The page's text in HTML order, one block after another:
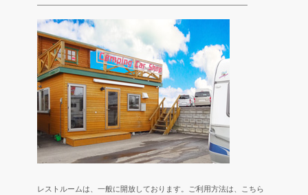
レストルームは、一般に開放しております。ご利用方法は、こちら